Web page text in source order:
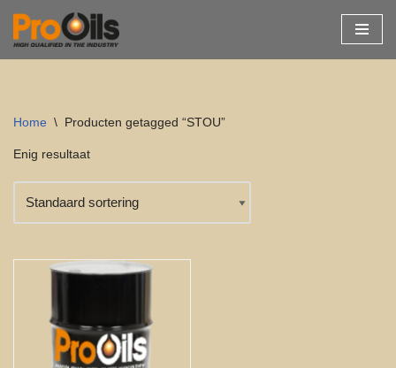
Ga
Home \ Producten getagged “STOU”
Enig resultaat